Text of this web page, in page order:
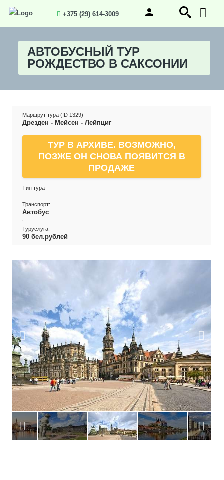
+375 (29) 614-3009
АВТОБУСНЫЙ ТУР
РОЖДЕСТВО В САКСОНИИ
Маршрут тура (ID 1329)
Дрезден - Мейсен - Лейпциг
ТУР В АРХИВЕ. ВОЗМОЖНО,
ПОЗЖЕ ОН СНОВА ПОЯВИТСЯ В
ПРОДАЖЕ
Тип тура
Транспорт:
Автобус
Туруслуга:
90 бел.рублей